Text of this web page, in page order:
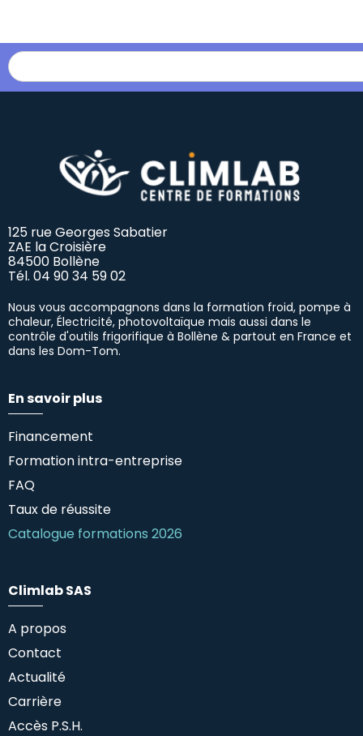
125 rue Georges Sabatier
ZAE la Croisière
84500 Bollène
Tél. 04 90 34 59 02
Nous vous accompagnons dans la formation froid, pompe à
chaleur, Électricité, photovoltaïque mais aussi dans le
contrôle d'outils frigorifique à Bollène & partout en France et
dans les Dom-Tom.
En savoir plus
Financement
Formation intra-entreprise
FAQ
Taux de réussite
Catalogue formations 2026
Climlab SAS
A propos
Contact
Actualité
Carrière
Accès P.S.H.